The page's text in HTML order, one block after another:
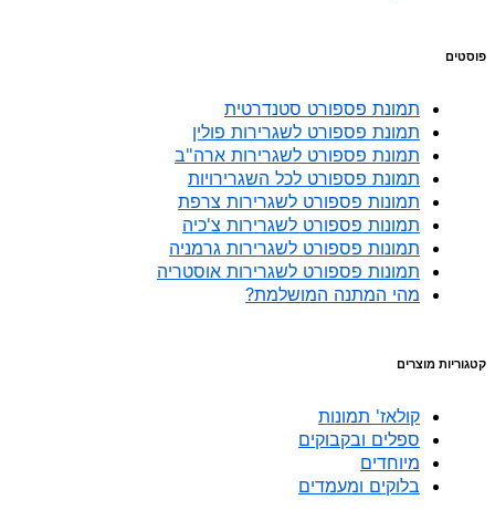
פוסטים
תמונת פספורט סטנדרטית
תמונת פספורט לשגרירות פולין
תמונת פספורט לשגרירות ארה"ב
תמונת פספורט לכל השגרירויות
תמונות פספורט לשגרירות צרפת
תמונות פספורט לשגרירות צ'כיה
תמונות פספורט לשגרירות גרמניה
תמונות פספורט לשגרירות אוסטריה
מהי המתנה המושלמת?
קטגוריות מוצרים
קולאז' תמונות
ספלים ובקבוקים
מיוחדים
בלוקים ומעמדים